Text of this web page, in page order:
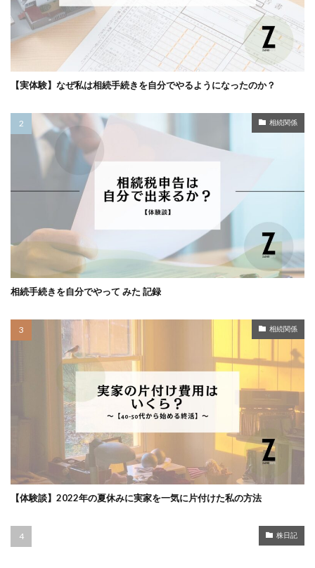
【実体験】なぜ私は相続手続きを自分でやるようになったのか？
相続関係
相続手続きを自分でやって みた 記録
相続関係
【体験談】2022年の夏休みに実家を一気に片付けた私の方法
株日記